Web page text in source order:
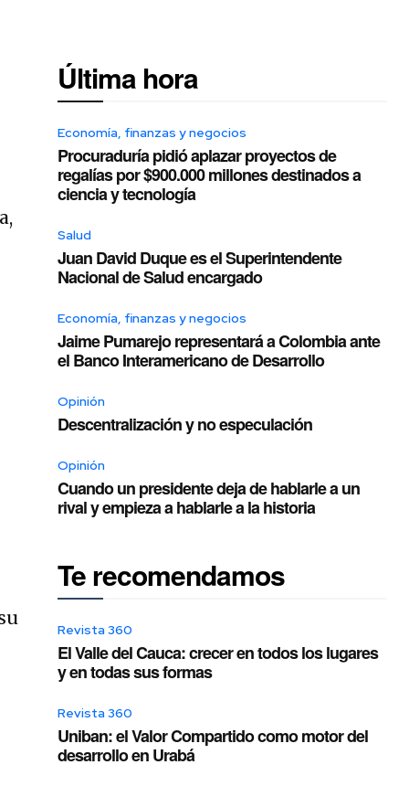
Última hora
Economía, finanzas y negocios
Procuraduría pidió aplazar proyectos de
regalías por $900.000 millones destinados a
ciencia y tecnología
Salud
Juan David Duque es el Superintendente
Nacional de Salud encargado
Economía, finanzas y negocios
Jaime Pumarejo representará a Colombia ante
el Banco Interamericano de Desarrollo
Opinión
Descentralización y no especulación
Opinión
Cuando un presidente deja de hablarle a un
rival y empieza a hablarle a la historia
Te recomendamos
Revista 360
El Valle del Cauca: crecer en todos los lugares
y en todas sus formas
Revista 360
Uniban: el Valor Compartido como motor del
desarrollo en Urabá